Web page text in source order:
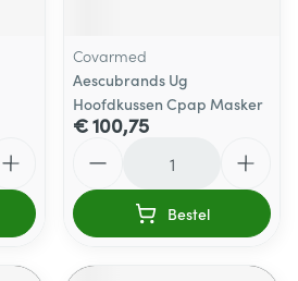
Covarmed
Aescubrands Ug
Hoofdkussen Cpap Masker
€ 100,75
Bestel